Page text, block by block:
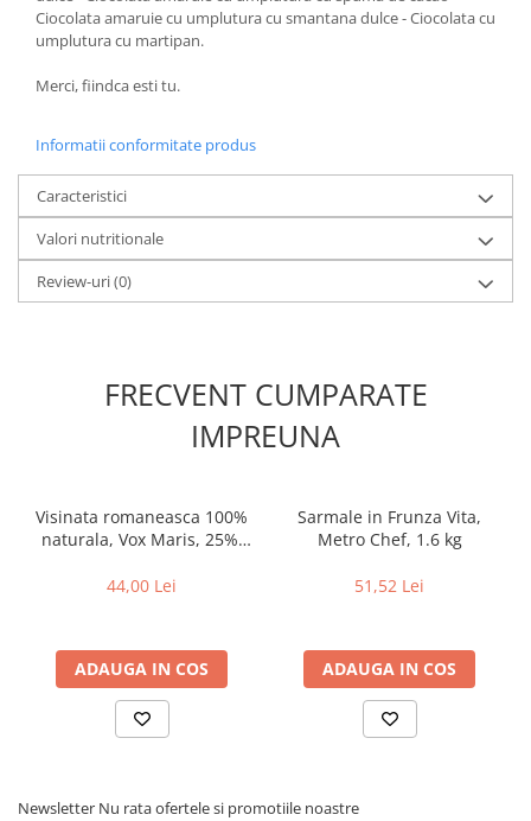
Ciocolata amaruie cu umplutura cu smantana dulce - Ciocolata cu
umplutura cu martipan.
Merci, fiindca esti tu.
Informatii conformitate produs
Caracteristici
Valori nutritionale
Review-uri(0)
FRECVENT CUMPARATE
IMPREUNA
Visinata romaneasca 100%
naturala, Vox Maris, 25%,
44,00 Lei
ADAUGA IN COS
Sarmale in Frunza Vita,
Metro Chef, 1.6 kg
51,52 Lei
ADAUGA IN COS
Newsletter Nu rata ofertele si promotiile noastre